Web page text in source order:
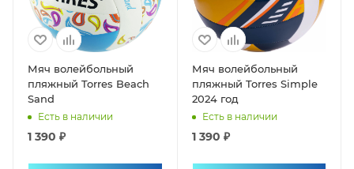
Мяч волейбольный
пляжный Torres Beach
Sand
Есть в наличии
1 390 ₽
Мяч волейбольный
пляжный Torres Simple
2024 год
Есть в наличии
1 390 ₽